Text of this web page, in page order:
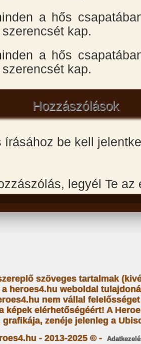
a hős
kap.
a hős
kap.
Hozzászólások
írásához be kell
legyél Te az
szöveges tartalmak
a heroes4.hu weboldal
nem vállal
képek elérhetőségéért! A
grafikája, zenéje jelenleg a
- 2013-2025 © -